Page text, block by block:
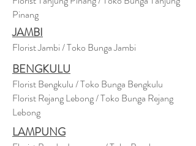
Pinang
JAMBI
Florist Jambi / Toko Bunga Jambi
BENGKULU
Florist Bengkulu / Toko Bunga Bengkulu
Florist Rejang Lebong / Toko Bunga Rejang
Lebong
LAMPUNG